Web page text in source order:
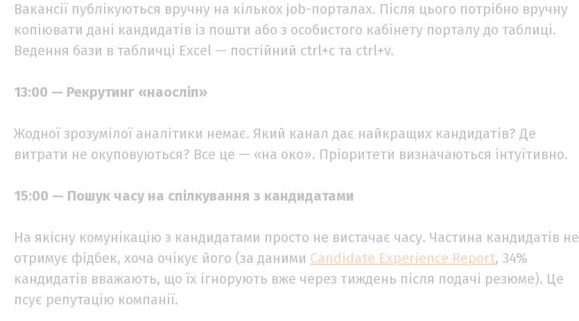
Вакансії публікуються вручну на кількох job-порталах. Після цього потрібно вручну
копіювати дані кандидатів із пошти або з особистого кабінету порталу до таблиці.
Ведення бази в табличці Excel — постійний ctrl+c та ctrl+v.
13:00 — Рекрутинг «наосліп»
Жодної зрозумілої аналітики немає. Який канал дає найкращих кандидатів? Де
витрати не окуповуються? Все це — «на око». Пріоритети визначаються інтуїтивно.
15:00 — Пошук часу на спілкування з кандидатами
На якісну комунікацію з кандидатами просто не вистачає часу. Частина кандидатів не
отримує фідбек, хоча очікує його (за даними Candidate Experience Report, 34%
кандидатів вважають, що їх ігнорують вже через тиждень після подачі резюме). Це
псує репутацію компанії.